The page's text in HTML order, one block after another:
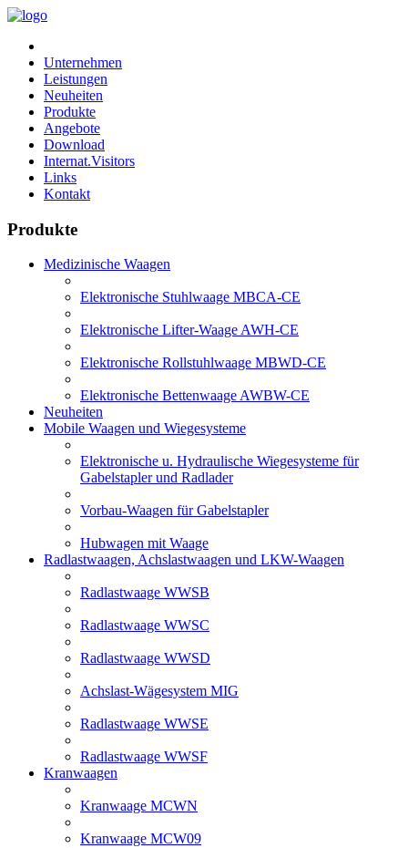
Unternehmen
Leistungen
Neuheiten
Produkte
Angebote
Download
Internat.Visitors
Links
Kontakt
Produkte
Medizinische Waagen
Elektronische Stuhlwaage MBCA-CE
Elektronische Lifter-Waage AWH-CE
Elektronische Rollstuhlwaage MBWD-CE
Elektronische Bettenwaage AWBW-CE
Neuheiten
Mobile Waagen und Wiegesysteme
Elektronische u. Hydraulische Wiegesysteme für
Gabelstapler und Radlader
Vorbau-Waagen für Gabelstapler
Hubwagen mit Waage
Radlastwaagen, Achslastwaagen und LKW-Waagen
Radlastwaage WWSB
Radlastwaage WWSC
Radlastwaage WWSD
Achslast-Wägesystem MIG
Radlastwaage WWSE
Radlastwaage WWSF
Kranwaagen
Kranwaage MCWN
Kranwaage MCW09